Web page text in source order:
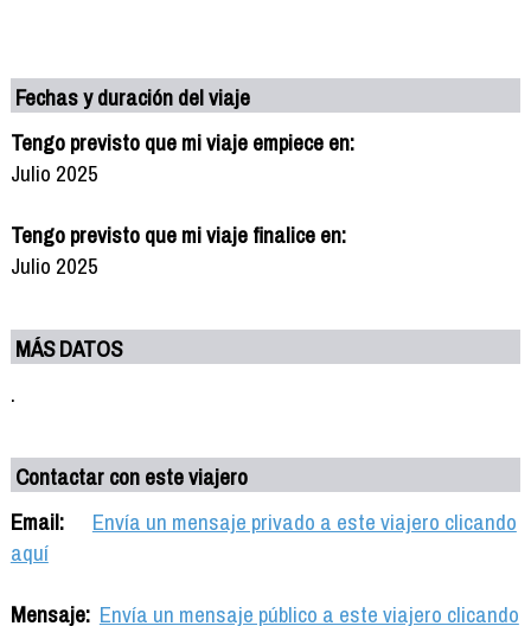
Fechas y duración del viaje
Tengo previsto que mi viaje empiece en:
Julio 2025
Tengo previsto que mi viaje finalice en:
Julio 2025
MÁS DATOS
.
Contactar con este viajero
Email:
Envía un mensaje privado a este viajero clicando
aquí
Mensaje: Envía un mensaje público a este viajero clicando